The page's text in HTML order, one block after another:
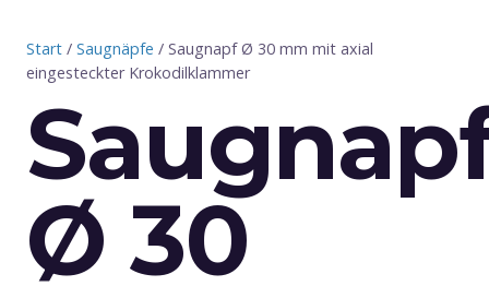
Start / Saugnäpfe / Saugnapf Ø 30 mm mit axial
eingesteckter Krokodilklammer
Ø 30